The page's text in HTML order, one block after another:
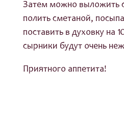
Затем можно выложить
полить сметаной,
поставить в духовку на
сырники будут очень
Приятного аппетита!